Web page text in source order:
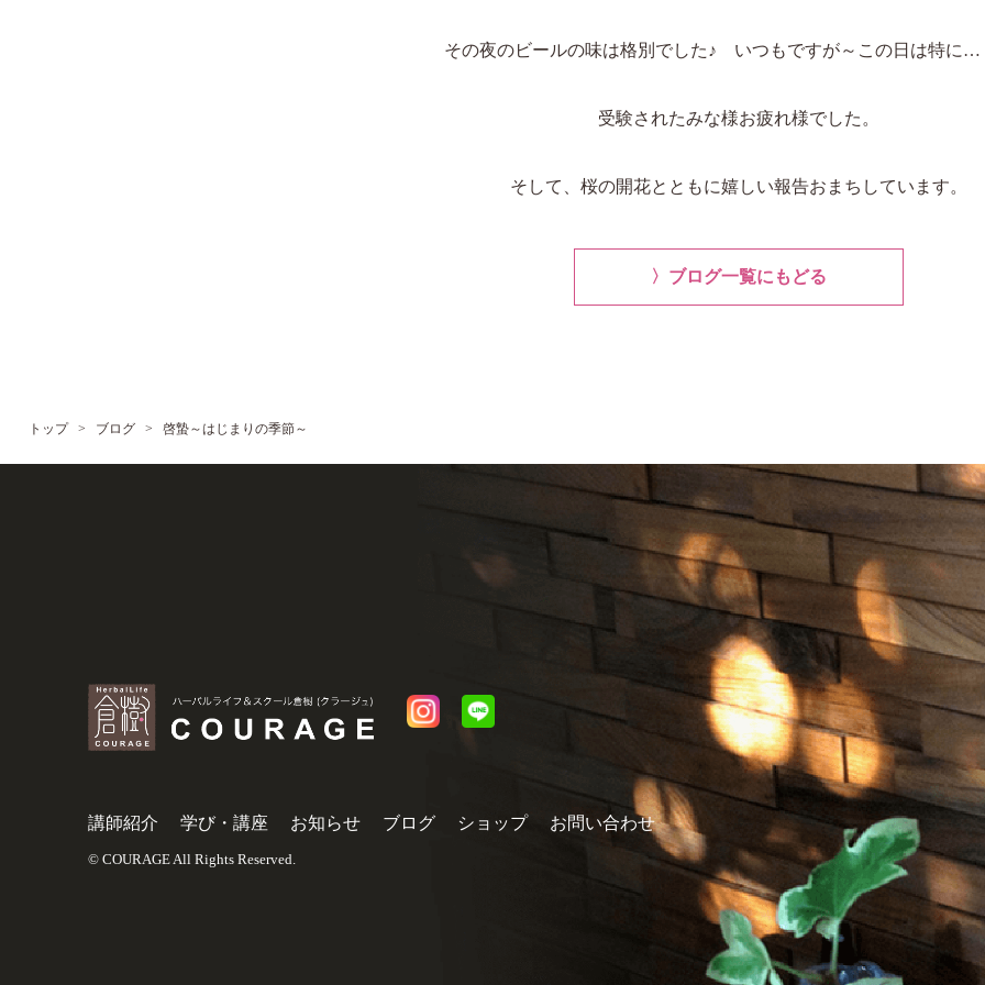
その夜のビールの味は格別でした♪ いつもですが～この日は特に…
受験されたみな様お疲れ様でした。
そして、桜の開花とともに嬉しい報告おまちしています。
〉ブログ一覧にもどる
トップ > ブログ > 啓蟄～はじまりの季節～
講師紹介 学び・講座 お知らせ ブログ ショップ お問い合わせ
© COURAGE All Rights Reserved.